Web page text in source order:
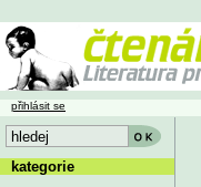
přihlásit se
kategorie